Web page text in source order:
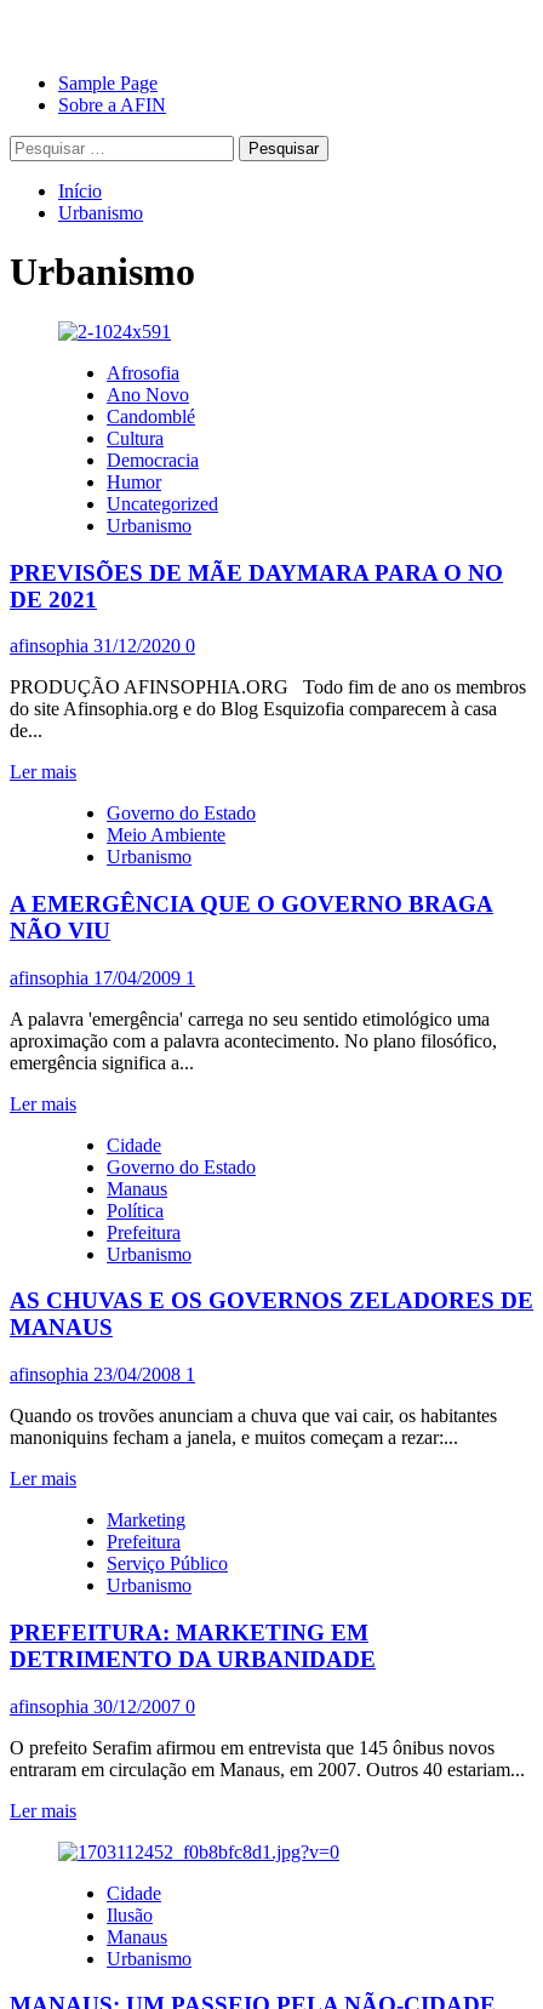
Avançar
para
conteúdo
Primary
Menu
Sample Page
Sobre a AFIN
Pesquisar
por:
Início
Urbanismo
Urbanismo
Afrosofia
Ano Novo
Candomblé
Cultura
Democracia
Humor
Uncategorized
Urbanismo
PREVISÕES DE MÃE DAYMARA PARA O NO
DE 2021
afinsophia 31/12/2020 0
PRODUÇÃO AFINSOPHIA.ORG Todo fim de ano os membros
do site Afinsophia.org e do Blog Esquizofia comparecem à casa
de...
Ler maisLeia
sobre
PREVISÕES
DE
DAYMARA
PARA
O
NO
DE
2021
Governo do Estado
Meio Ambiente
Urbanismo
A EMERGÊNCIA QUE O GOVERNO BRAGA
NÃO VIU
afinsophia 17/04/2009 1
A palavra 'emergência' carrega no seu sentido etimológico uma
aproximação com a palavra acontecimento. No plano filosófico,
emergência significa a...
Ler maisLeia
sobre
A
EMERGÊNCIA
QUE
O
GOVERNO
NÃO
VIU
Cidade
Governo do Estado
Manaus
Política
Prefeitura
Urbanismo
AS CHUVAS E OS GOVERNOS ZELADORES DE
MANAUS
afinsophia 23/04/2008 1
Quando os trovões anunciam a chuva que vai cair, os habitantes
manoniquins fecham a janela, e muitos começam a rezar:...
Ler maisLeia
sobre
AS
CHUVAS
GOVERNOS
ZELADORES
DE
MANAUS
Marketing
Prefeitura
Serviço Público
Urbanismo
PREFEITURA: MARKETING EM
DETRIMENTO DA URBANIDADE
afinsophia 30/12/2007 0
O prefeito Serafim afirmou em entrevista que 145 ônibus novos
entraram em circulação em Manaus, em 2007. Outros 40 estariam...
Ler maisLeia
sobre
MARKETING
EM
DETRIMENTO
DA
Cidade
Ilusão
Manaus
Urbanismo